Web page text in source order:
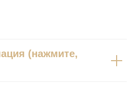
(нажмите,